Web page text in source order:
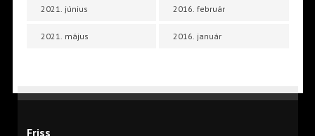
2021. június
2021. május
2016. február
2016. január
Friss